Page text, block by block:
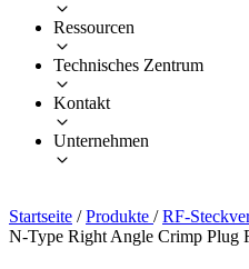
Ressourcen
Technisches Zentrum
Kontakt
Unternehmen
Startseite / Produkte / RF-
N-Type Right Angle Crimp Plug